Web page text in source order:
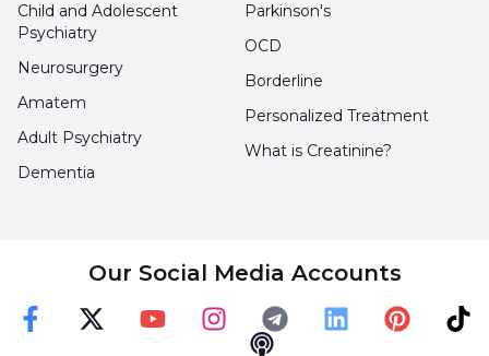
Child and Adolescent
Psychiatry
Neurosurgery
Amatem
Adult Psychiatry
Dementia
Parkinson's
OCD
Borderline
Personalized Treatment
What is Creatinine?
Our Social Media Accounts
InstagramTelegram